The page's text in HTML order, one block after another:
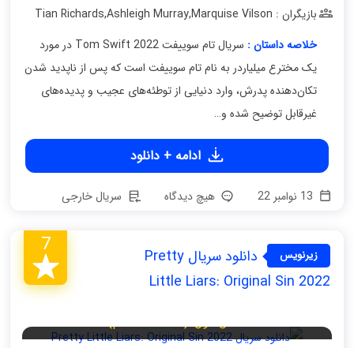
بازیگران : Tian Richards ,Ashleigh Murray,Marquise Vilson
خلاصه داستان :
سریال تام سوییفت Tom Swift 2022 در مورد
یک مخترع میلیاردر به نام تام سوییفت است که پس از ناپدید شدن
تکان‌دهنده پدرش، وارد دنیایی از توطئه‌های عجیب و پدیده‌های
غیرقابل توضیح شده و…
ادامه + دانلود
هیچ دیدگاه سریال خارجی
زیرنویس
فارسی
دانلود سریال Pretty
Little Liars: Original Sin 2022
7
فصل اول (قسمت هفتم)